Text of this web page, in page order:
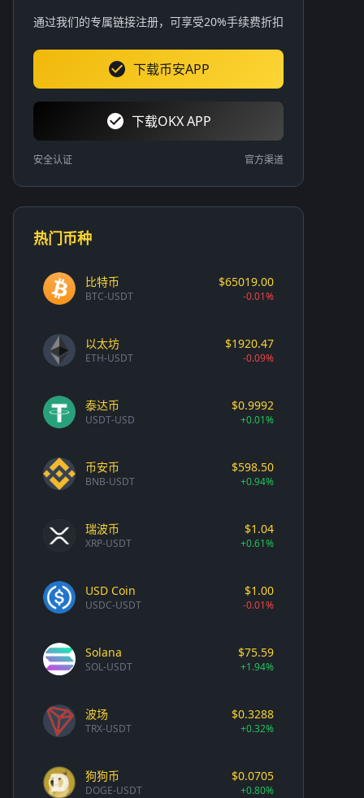
通过我们的专属链接注册，可享受20%手续费折扣
下载币安APP
下载OKX APP
安全认证 官方渠道
热门币种
比特币
BTC-USDT
$65019.00
-0.01%
以太坊
ETH-USDT
$1920.47
-0.09%
泰达币
USDT-USD
$0.9992
+0.01%
币安币
BNB-USDT
$598.50
+0.94%
瑞波币
XRP-USDT
$1.04
+0.61%
USD Coin
USDC-USDT
$1.00
-0.01%
Solana
SOL-USDT
$75.59
+1.94%
波场
TRX-USDT
$0.3288
+0.32%
狗狗币
DOGE-USDT
$0.0705
+0.80%